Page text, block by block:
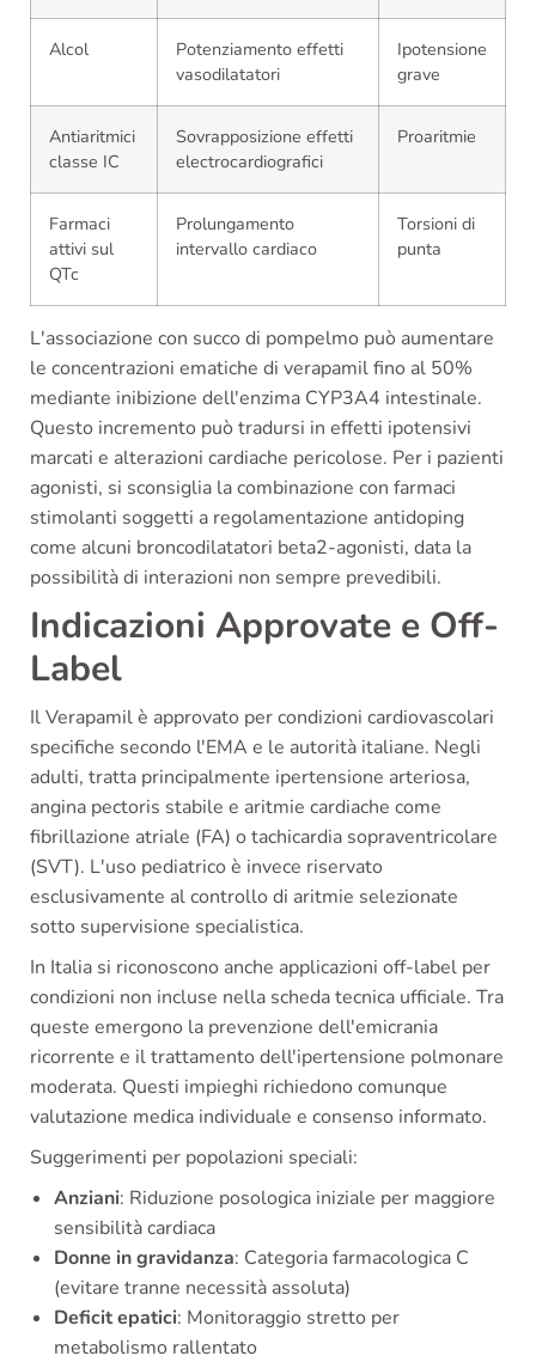
Alcol
Potenziamento effetti
vasodilatatori
Ipotensione
grave
Antiaritmici
classe IC
Sovrapposizione effetti
electrocardiografici
Proaritmie
Farmaci
attivi sul
QTc
Prolungamento
intervallo cardiaco
Torsioni di
punta
L'associazione con succo di pompelmo può aumentare
le concentrazioni ematiche di verapamil fino al 50%
mediante inibizione dell'enzima CYP3A4 intestinale.
Questo incremento può tradursi in effetti ipotensivi
marcati e alterazioni cardiache pericolose. Per i pazienti
agonisti, si sconsiglia la combinazione con farmaci
stimolanti soggetti a regolamentazione antidoping
come alcuni broncodilatatori beta2-agonisti, data la
possibilità di interazioni non sempre prevedibili.
Indicazioni Approvate e Off-
Label
Il Verapamil è approvato per condizioni cardiovascolari
specifiche secondo l'EMA e le autorità italiane. Negli
adulti, tratta principalmente ipertensione arteriosa,
angina pectoris stabile e aritmie cardiache come
fibrillazione atriale (FA) o tachicardia sopraventricolare
(SVT). L'uso pediatrico è invece riservato
esclusivamente al controllo di aritmie selezionate
sotto supervisione specialistica.
In Italia si riconoscono anche applicazioni off-label per
condizioni non incluse nella scheda tecnica ufficiale. Tra
queste emergono la prevenzione dell'emicrania
ricorrente e il trattamento dell'ipertensione polmonare
moderata. Questi impieghi richiedono comunque
valutazione medica individuale e consenso informato.
Suggerimenti per popolazioni speciali:
Anziani: Riduzione posologica iniziale per maggiore
sensibilità cardiaca
Donne in gravidanza: Categoria farmacologica C
(evitare tranne necessità assoluta)
Deficit epatici: Monitoraggio stretto per
metabolismo rallentato